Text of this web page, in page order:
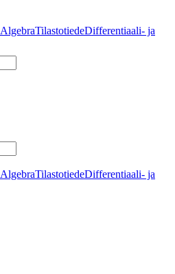
AlgebraTilastotiedeDifferentiaali- ja
AlgebraTilastotiedeDifferentiaali- ja